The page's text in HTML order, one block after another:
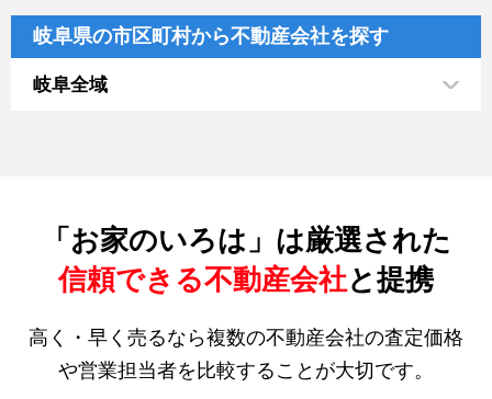
岐阜県の市区町村から不動産会社を探す
岐阜全域
「お家のいろは」は厳選された
信頼できる不動産会社と提携
高く・早く売るなら複数の不動産会社の査定価格
や営業担当者を比較することが大切です。